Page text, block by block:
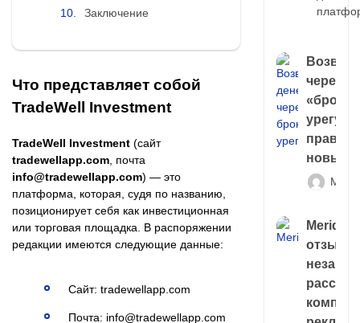
Заключение
Что представляет собой
TradeWell Investment
TradeWell Investment (сайт
tradewellapp.com, почта
info@tradewellapp.com) — это
платформа, которая, судя по названию,
позиционирует себя как инвестиционная
или торговая площадка. В распоряжении
редакции имеются следующие данные:
Сайт: tradewellapp.com
Почта: info@tradewellapp.com
через
правда
новый